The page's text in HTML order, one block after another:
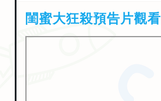
閨蜜大狂殺預告片觀看